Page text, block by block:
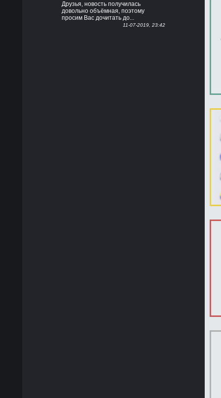
Друзья, новость получилась
довольно объёмная, поэтому
просим Вас дочитать до...
11-07-2019, 23:42